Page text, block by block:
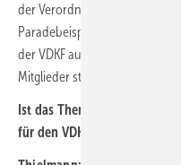
der Verordnung platzieren. Die
Paradebeispiel dafür, dass
der VDKF auch auf
Mitglieder starkmachen kann.
Ist das Thema F-Gase-
für den VDKF vom Tisch?